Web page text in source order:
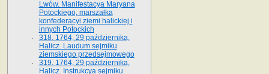
Lwów. Manifestacya Maryana
Potockiego, marszałka
konfederacyi ziemi halickiej i
innych Potockich
318. 1764, 29 października,
Halicz. Laudum sejmiku
ziemskiego przedsejmowego
319. 1764, 29 października,
Halicz. Instrukcya sejmiku